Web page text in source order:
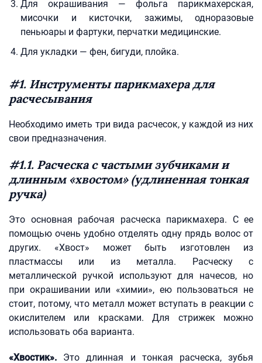
Для окрашивания — фольга парикмахерская,
мисочки и кисточки, зажимы, одноразовые
пеньюары и фартуки, перчатки медицинские.
Для укладки — фен, бигуди, плойка.
#1. Инструменты парикмахера для
расчесывания
Необходимо иметь три вида расчесок, у каждой из них
свои предназначения.
#1.1. Расческа с частыми зубчиками и
длинным «хвостом» (удлиненная тонкая
ручка)
Это основная рабочая расческа парикмахера. С ее
помощью очень удобно отделять одну прядь волос от
других. «Хвост» может быть изготовлен из
пластмассы или из металла. Расческу с
металлической ручкой используют для начесов, но
при окрашивании или «химии», ею пользоваться не
стоит, потому, что металл может вступать в реакции с
окислителем или красками. Для стрижек можно
использовать оба варианта.
«Хвостик». Это длинная и тонкая расческа, зубья